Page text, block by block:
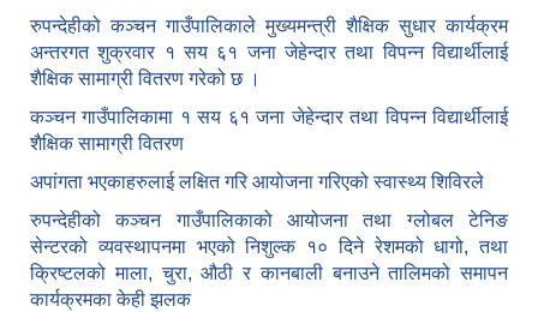
रुपन्देहीको कञ्चन गाउँपालिकाले मुख्यमन्त्री शैक्षिक सुधार कार्यक्रम
अन्तरगत शुक्रवार १ सय ६१ जना जेहेन्दार तथा विपन्न विद्यार्थीलाई
शैक्षिक सामाग्री वितरण गरेको छ ।
कञ्चन गाउँपालिकामा १ सय ६१ जना जेहेन्दार तथा विपन्न विद्यार्थीलाई
शैक्षिक सामाग्री वितरण
अपांगता भएकाहरुलाई लक्षित गरि आयोजना गरिएको स्वास्थ्य शिविरले
रुपन्देहीको कञ्चन गाउँपालिकाको आयोजना तथा ग्लोबल टेनिङ
सेन्टरको व्यवस्थापनमा भएको निशुल्क १० दिने रेशमको धागो, तथा
क्रिष्टलको माला, चुरा, औठी र कानबाली बनाउने तालिमको समापन
कार्यक्रमका केही झलक